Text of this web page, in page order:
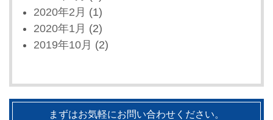
2020年2月 (1)
2020年1月 (2)
2019年10月 (2)
まずはお気軽にお問い合わせください。